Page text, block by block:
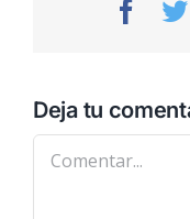
Deja tu
Comentar